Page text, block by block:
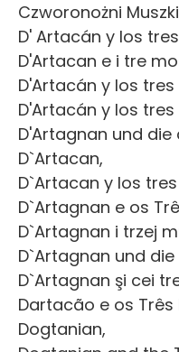
Czworonożni
D' Artacán y los
D'Artacan e i tre
D'Artacán y los
D'Artacán y los
D'Artagnan und die
D`Artacan,
D`Artacan y los
D`Artagnan e os
D`Artagnan i trzej
D`Artagnan und die
D`Artagnan şi cei
Dartacão e os
Dogtanian,